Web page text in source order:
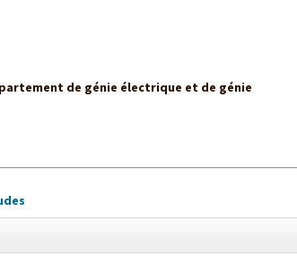
de génie électrique et de génie